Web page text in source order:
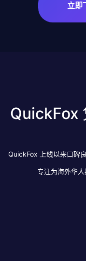
立即
QuickFox
QuickFox 上线以来口碑
专注为海外华人